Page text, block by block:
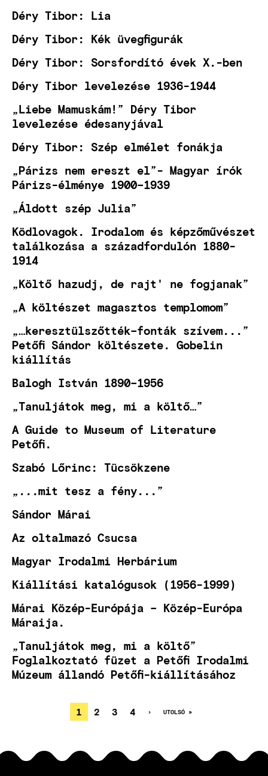
Déry Tibor: Lia
Déry Tibor: Kék üvegfigurák
Déry Tibor: Sorsfordító évek X.-ben
Déry Tibor levelezése 1936-1944
„Liebe Mamuskám!” Déry Tibor
levelezése édesanyjával
Déry Tibor: Szép elmélet fonákja
„Párizs nem ereszt el”- Magyar írók
Párizs-élménye 1900–1939
„Áldott szép Julia”
Ködlovagok. Irodalom és képzőművészet
találkozása a századfordulón 1880-
1914
„Költő hazudj, de rajt' ne fogjanak”
„A költészet magasztos templomom”
„…keresztülszőtték–fonták szívem...”
Petőfi Sándor költészete. Gobelin
kiállítás
Balogh István 1890–1956
„Tanuljátok meg, mi a költő…”
A Guide to Museum of Literature
Petőfi.
Szabó Lőrinc: Tücsökzene
„...mit tesz a fény...”
Sándor Márai
Az oltalmazó Csucsa
Magyar Irodalmi Herbárium
Kiállítási katalógusok (1956-1999)
Márai Közép-Európája – Közép-Európa
Máraija.
„Tanuljátok meg, mi a költő”
Foglalkoztató füzet a Petőfi Irodalmi
Múzeum állandó Petőfi-kiállításához
OLDALSZÁMOZÁS
JELENLEGI
OLDAL
1 OLDAL
2 OLDAL
3 OLDAL
4
KÖVETKEZŐ
›
UTOLSÓ
UTOLSÓ »